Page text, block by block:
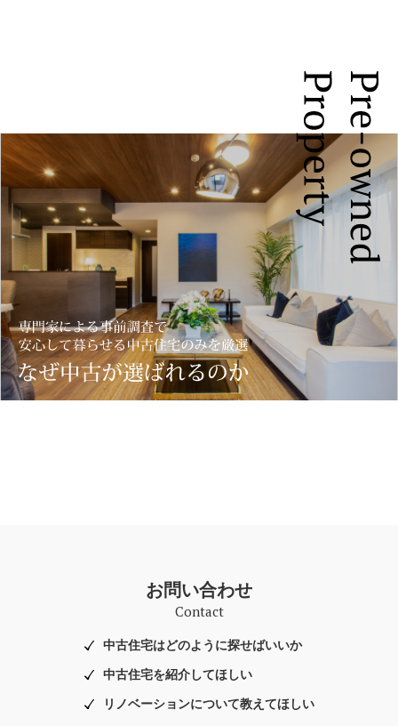
お問い合わせ
Contact
中古住宅はどのように探せばいいか
中古住宅を紹介してほしい
リノベーションについて教えてほしい